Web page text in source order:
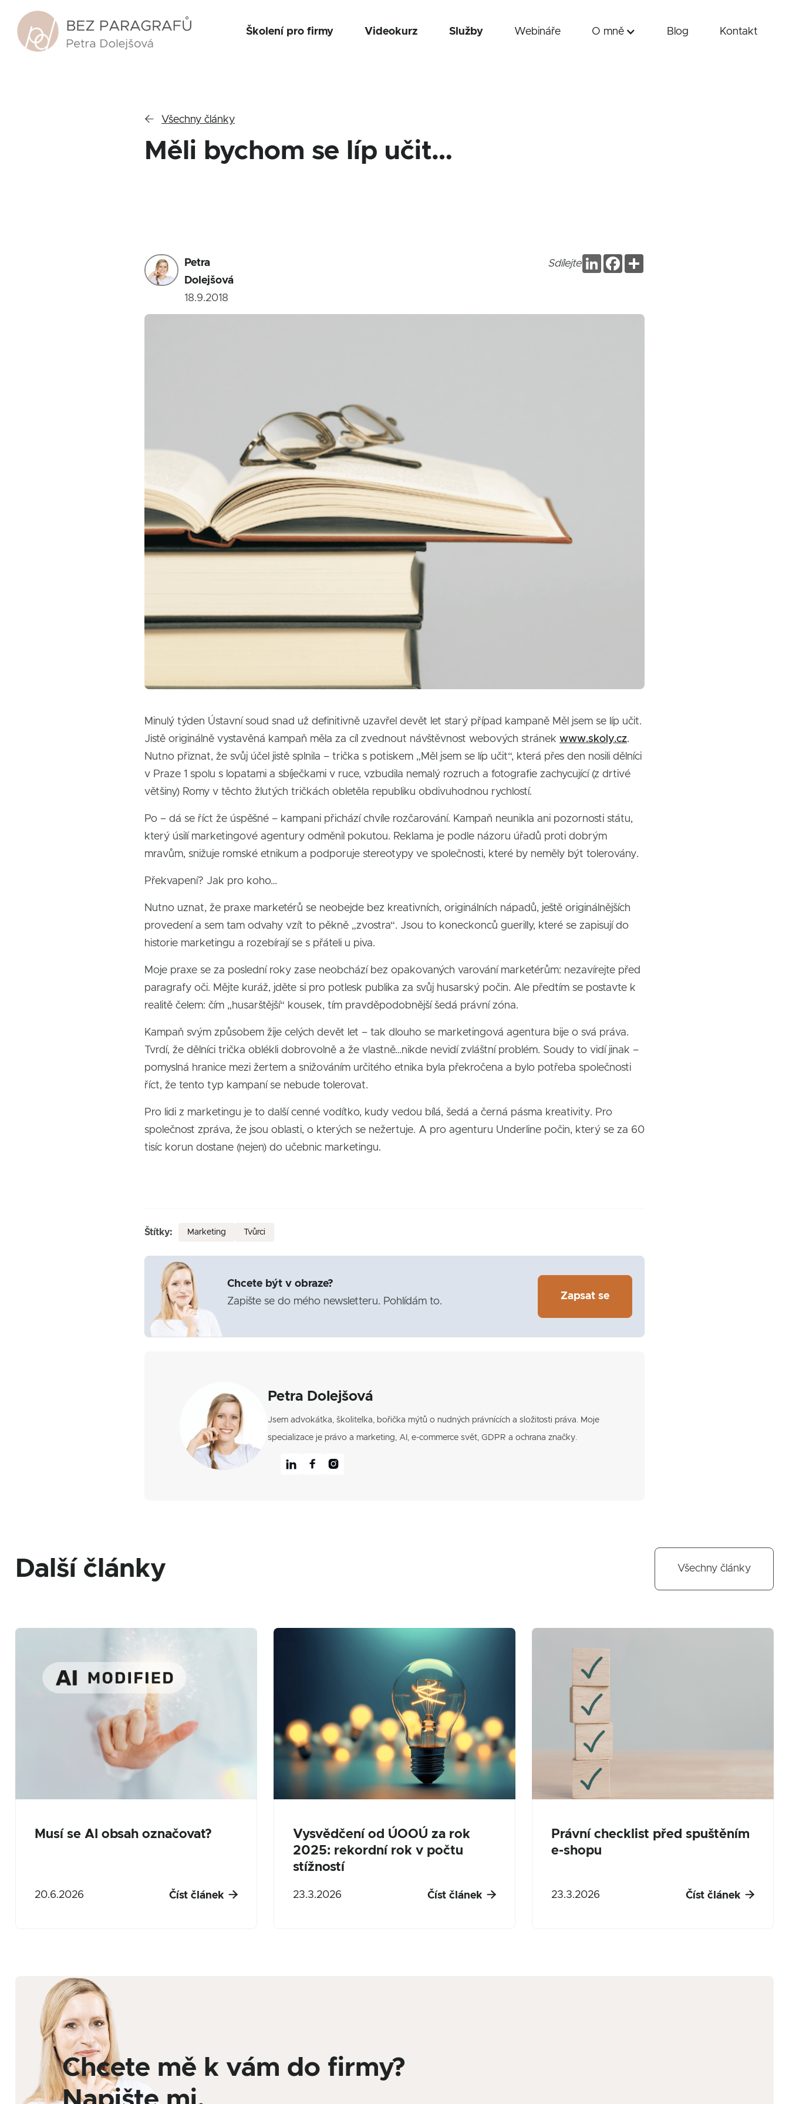
Školení pro firmy Videokurz Služby Webináře O mně Blog Kontakt
 Všechny články
Měli bychom se líp učit…
Petra
Dolejšová
18.9.2018
Sdílejte LinkedInFacebook
Minulý týden Ústavní soud snad už definitivně uzavřel devět let starý případ kampaně Měl jsem se líp učit.
Jistě originálně vystavěná kampaň měla za cíl zvednout návštěvnost webových stránek www.skoly.cz.
Nutno přiznat, že svůj účel jistě splnila – trička s potiskem „Měl jsem se líp učit“, která přes den nosili dělníci
v Praze 1 spolu s lopatami a sbíječkami v ruce, vzbudila nemalý rozruch a fotografie zachycující (z drtivé
většiny) Romy v těchto žlutých tričkách obletěla republiku obdivuhodnou rychlostí.
Po – dá se říct že úspěšné – kampani přichází chvíle rozčarování. Kampaň neunikla ani pozornosti státu,
který úsilí marketingové agentury odměnil pokutou. Reklama je podle názoru úřadů proti dobrým
mravům, snižuje romské etnikum a podporuje stereotypy ve společnosti, které by neměly být tolerovány.
Překvapení? Jak pro koho…
Nutno uznat, že praxe marketérů se neobejde bez kreativních, originálních nápadů, ještě originálnějších
provedení a sem tam odvahy vzít to pěkně „zvostra“. Jsou to koneckonců guerilly, které se zapisují do
historie marketingu a rozebírají se s přáteli u piva.
Moje praxe se za poslední roky zase neobchází bez opakovaných varování marketérům: nezavírejte před
paragrafy oči. Mějte kuráž, jděte si pro potlesk publika za svůj husarský počin. Ale předtím se postavte k
realitě čelem: čím „husarštější“ kousek, tím pravděpodobnější šedá právní zóna.
Kampaň svým způsobem žije celých devět let – tak dlouho se marketingová agentura bije o svá práva.
Tvrdí, že dělníci trička oblékli dobrovolně a že vlastně…nikde nevidí zvláštní problém. Soudy to vidí jinak –
pomyslná hranice mezi žertem a snižováním určitého etnika byla překročena a bylo potřeba společnosti
říct, že tento typ kampaní se nebude tolerovat.
Pro lidi z marketingu je to další cenné vodítko, kudy vedou bílá, šedá a černá pásma kreativity. Pro
společnost zpráva, že jsou oblasti, o kterých se nežertuje. A pro agenturu Underline počin, který se za 60
tisíc korun dostane (nejen) do učebnic marketingu.
Štítky: Marketing Tvůrci
Chcete být v obraze?
Zapište se do mého newsletteru. Pohlídám to.
Zapsat se
Petra Dolejšová
Jsem advokátka, školitelka, bořička mýtů o nudných právnících a složitosti práva. Moje
specializace je právo a marketing, AI, e-commerce svět, GDPR a ochrana značky.
  
Další články Všechny články
Musí se AI obsah označovat?
20.6.2026 Číst článek 
Vysvědčení od ÚOOÚ za rok
2025: rekordní rok v počtu
stížností
23.3.2026 Číst článek 
Právní checklist před spuštěním
e-shopu
23.3.2026 Číst článek 
Chcete mě k vám do firmy?